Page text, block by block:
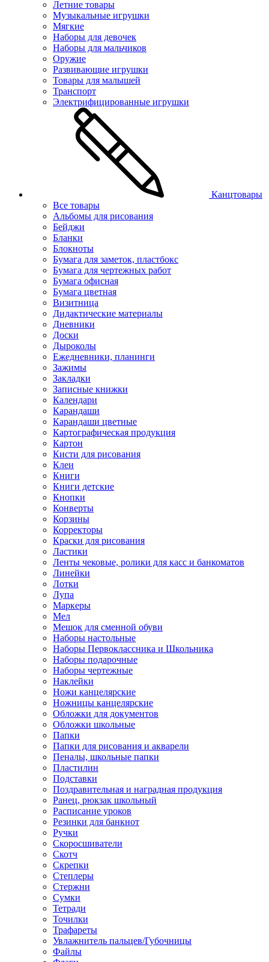
Летние товары
Музыкальные игрушки
Мягкие
Наборы для девочек
Наборы для мальчиков
Оружие
Развивающие игрушки
Товары для малышей
Транспорт
Электрифицированные игрушки
Канцтовары
Все товары
Альбомы для рисования
Бейджи
Бланки
Блокноты
Бумага для заметок, пластбокс
Бумага для чертежных работ
Бумага офисная
Бумага цветная
Визитница
Дидактические материалы
Дневники
Доски
Дыроколы
Ежедневники, планинги
Зажимы
Закладки
Записные книжки
Календари
Карандаши
Карандаши цветные
Картографическая продукция
Картон
Кисти для рисования
Клеи
Книги
Книги детские
Кнопки
Конверты
Корзины
Корректоры
Краски для рисования
Ластики
Ленты чековые, ролики для касс и банкоматов
Линейки
Лотки
Лупа
Маркеры
Мел
Мешок для сменной обуви
Наборы настольные
Наборы Первоклассника и Школьника
Наборы подарочные
Наборы чертежные
Наклейки
Ножи канцелярские
Ножницы канцелярские
Обложки для документов
Обложки школьные
Папки
Папки для рисования и акварели
Пеналы, школьные папки
Пластилин
Подставки
Поздравительная и наградная продукция
Ранец, рюкзак школьный
Расписание уроков
Резинки для банкнот
Ручки
Скоросшиватели
Скотч
Скрепки
Степлеры
Стержни
Сумки
Тетради
Точилки
Трафареты
Увлажнитель пальцев/Губочницы
Файлы